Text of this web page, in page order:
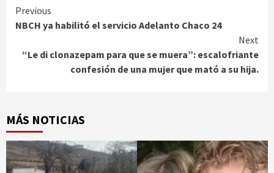
Continue
Reading
Previous
NBCH ya habilitó el servicio Adelanto Chaco 24
Next
“Le di clonazepam para que se muera”: escalofriante
confesión de una mujer que mató a su hija.
MÁS NOTICIAS